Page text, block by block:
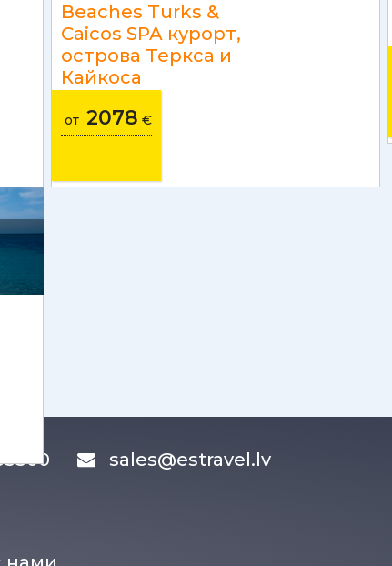
Beaches Turks &
Caicos SPA курорт,
острова Теркса и
Кайкоса
от 2078 €
sales@estravel.lv